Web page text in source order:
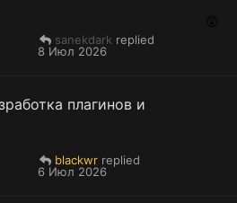
8 Июл 2026
sanekdark
плагинов и
6 Июл 2026
blackwr